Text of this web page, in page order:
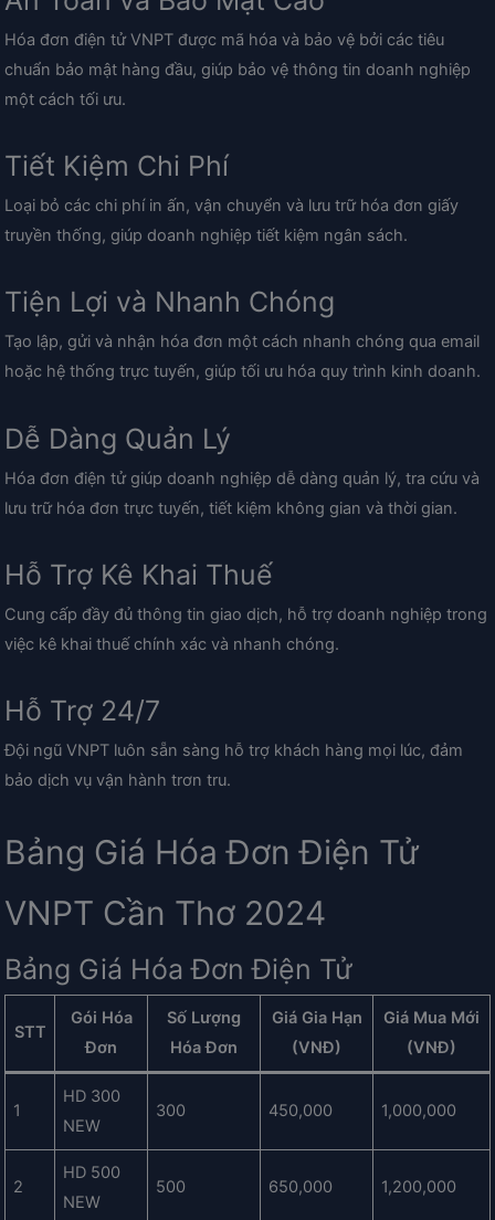
Hóa đơn điện tử VNPT được mã hóa và bảo vệ bởi các tiêu
chuẩn bảo mật hàng đầu, giúp bảo vệ thông tin doanh nghiệp
một cách tối ưu.
Tiết Kiệm Chi Phí
Loại bỏ các chi phí in ấn, vận chuyển và lưu trữ hóa đơn giấy
truyền thống, giúp doanh nghiệp tiết kiệm ngân sách.
Tiện Lợi và Nhanh Chóng
Tạo lập, gửi và nhận hóa đơn một cách nhanh chóng qua email
hoặc hệ thống trực tuyến, giúp tối ưu hóa quy trình kinh doanh.
Dễ Dàng Quản Lý
Hóa đơn điện tử giúp doanh nghiệp dễ dàng quản lý, tra cứu và
lưu trữ hóa đơn trực tuyến, tiết kiệm không gian và thời gian.
Hỗ Trợ Kê Khai Thuế
Cung cấp đầy đủ thông tin giao dịch, hỗ trợ doanh nghiệp trong
việc kê khai thuế chính xác và nhanh chóng.
Hỗ Trợ 24/7
Đội ngũ VNPT luôn sẵn sàng hỗ trợ khách hàng mọi lúc, đảm
bảo dịch vụ vận hành trơn tru.
Bảng Giá Hóa Đơn Điện Tử
VNPT Cần Thơ 2024
Bảng Giá Hóa Đơn Điện Tử
STT
Gói Hóa
Đơn
Số Lượng
Hóa Đơn
Giá Gia Hạn
(VNĐ)
Giá Mua Mới
(VNĐ)
1
HD 300
NEW
300 450,000 1,000,000
2
HD 500
NEW
500 650,000 1,200,000